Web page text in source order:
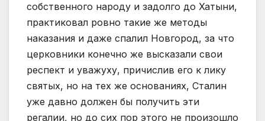
собственного народу и задолго до Хатыни,
практиковал ровно такие же методы
наказания и даже спалил Новгород, за что
церковники конечно же высказали свои
респект и уважуху, причислив его к лику
святых, но на тех же основаниях, Сталин
уже давно должен бы получить эти
регалии, но до сих пор этого не произошло